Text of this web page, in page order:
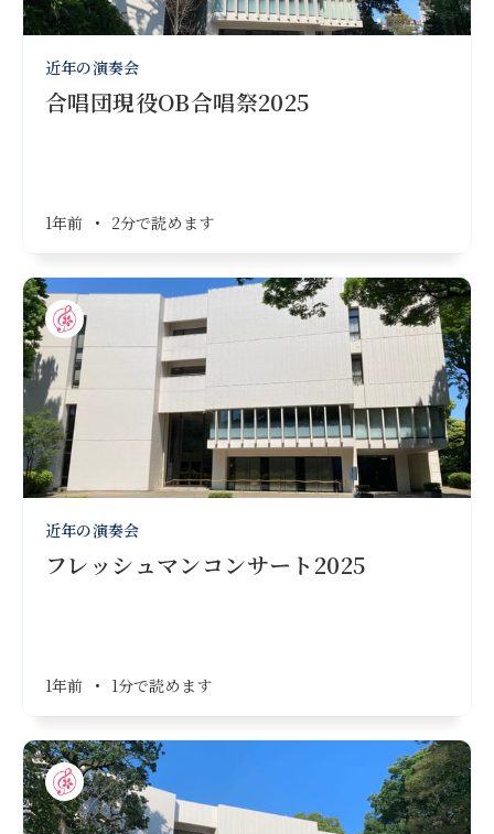
近年の演奏会
合唱団現役OB合唱祭2025
1年前 • 2分で読めます
近年の演奏会
フレッシュマンコンサート2025
1年前 • 1分で読めます